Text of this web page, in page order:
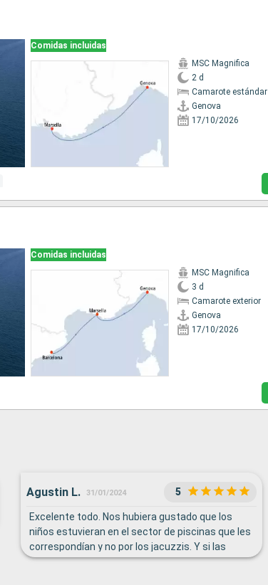
Comidas incluidas
MSC Magnifica
2 d
Camarote estándar
Genova
17/10/2026
Comidas incluidas
MSC Magnifica
3 d
Camarote exterior
Genova
17/10/2026
Agustin L. 31/01/2024 5
Excelente todo. Nos hubiera gustado que los
niños estuvieran en el sector de piscinas que les
correspondían y no por los jacuzzis. Y si las
piscinas grandes estuvieran climatizadas más